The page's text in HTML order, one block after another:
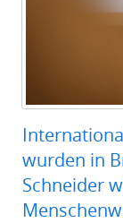
wurden in
Schneider